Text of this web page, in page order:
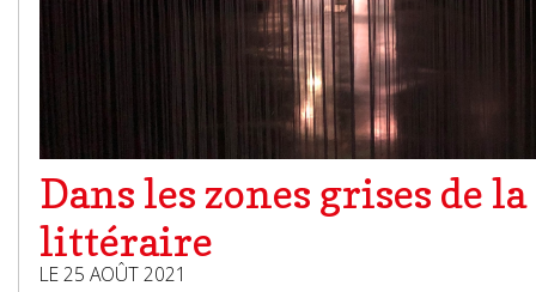
Dans les zones grises de
littéraire
LE 25 AOÛT 2021